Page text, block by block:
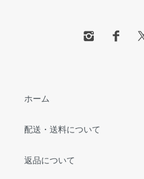
ホーム
配送・送料について
返品について